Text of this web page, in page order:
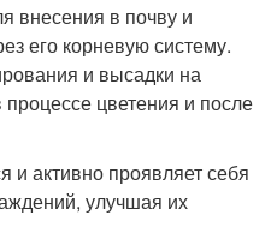
внесения в почву и
его корневую систему.
и высадки на
цветения и после
и активно проявляет себя
улучшая их